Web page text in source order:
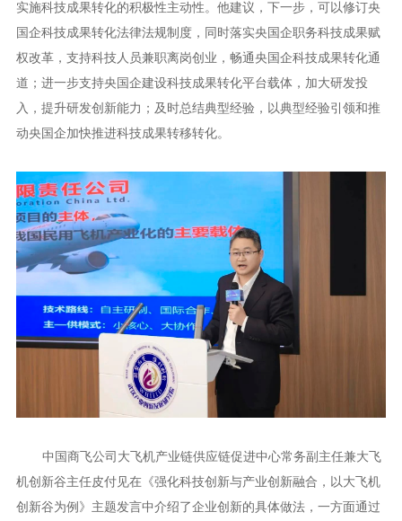
实施科技成果转化的积极性主动性。他建议，下一步，可以修订央
国企科技成果转化法律法规制度，同时落实央国企职务科技成果赋
权改革，支持科技人员兼职离岗创业，畅通央国企科技成果转化通
道；进一步支持央国企建设科技成果转化平台载体，加大研发投
入，提升研发创新能力；及时总结典型经验，以典型经验引领和推
动央国企加快推进科技成果转移转化。
中国商飞公司大飞机产业链供应链促进中心常务副主任兼大飞
机创新谷主任皮付见在《强化科技创新与产业创新融合，以大飞机
创新谷为例》主题发言中介绍了企业创新的具体做法，一方面通过